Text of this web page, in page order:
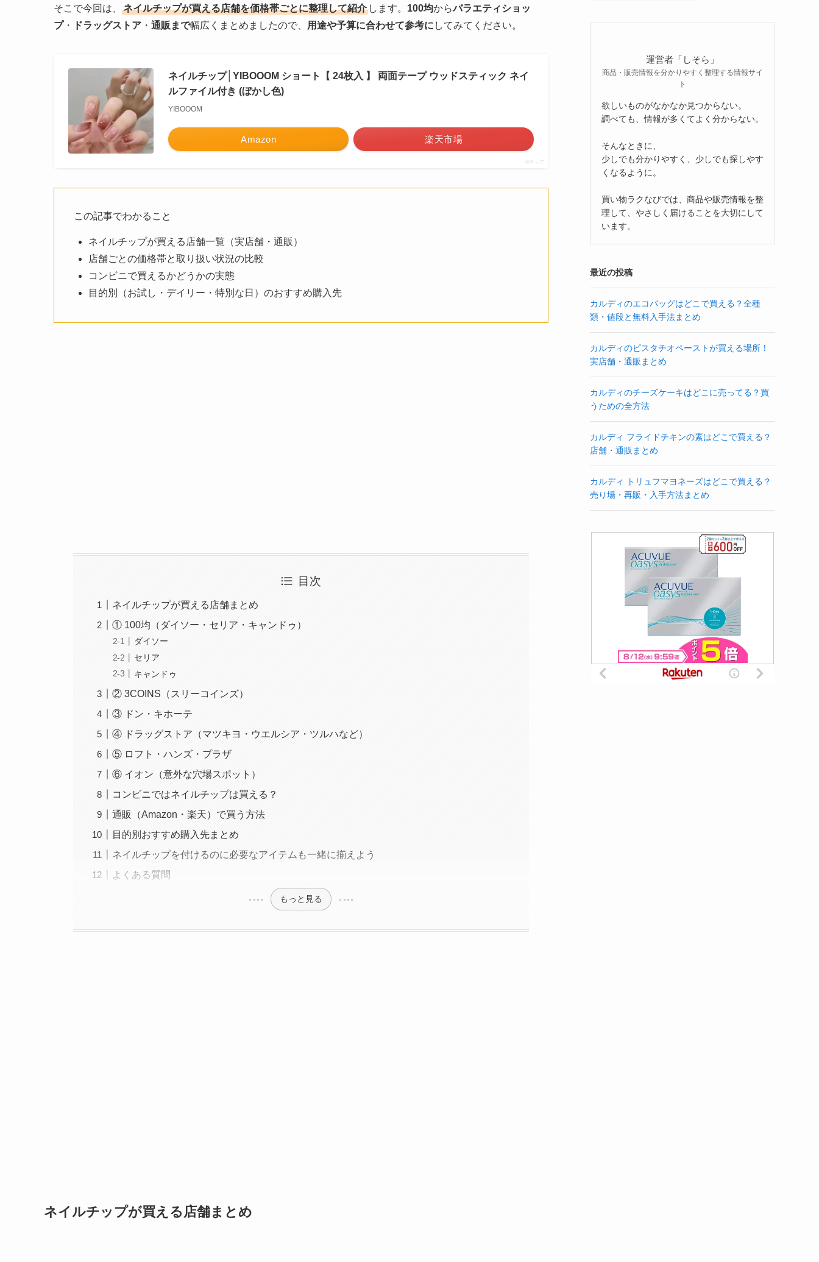
そこで今回は、 ネイルチップが買える店舗を価格帯ごとに整理して紹介 します。 100均からバラエティショッ
プ・ ドラッグストア ・ 通販まで幅広くまとめましたので、 用途や予算に合わせて参考に してみてください。
ネイルチップ│YIBOOOM ショート【 24枚入 】 両面テープ ウッドスティック ネイ
ルファイル付き (ぼかし色)
YIBOOOM
Amazon 楽天市場
ポチップ
この記事でわかること
ネイルチップが買える店舗一覧（実店舗・通販）
店舗ごとの価格帯と取り扱い状況の比較
コンビニで買えるかどうかの実態
目的別（お試し・デイリー・特別な日）のおすすめ購入先
目次
ネイルチップが買える店舗まとめ
① 100均（ダイソー・セリア・キャンドゥ）
ダイソー
セリア
キャンドゥ
② 3COINS（スリーコインズ）
③ ドン・キホーテ
④ ドラッグストア（マツキヨ・ウエルシア・ツルハなど）
⑤ ロフト・ハンズ・プラザ
⑥ イオン（意外な穴場スポット）
コンビニではネイルチップは買える？
通販（Amazon・楽天）で買う方法
目的別おすすめ購入先まとめ
ネイルチップを付けるのに必要なアイテムも一緒に揃えよう
よくある質問
もっと見る
ネイルチップが買える店舗まとめ
運営者「しそら」
商品・販売情報を分かりやすく整理する情報サイ
ト
欲しいものがなかなか見つからない。
調べても、情報が多くてよく分からない。
そんなときに、
少しでも分かりやすく、少しでも探しやす
くなるように。
買い物ラクなびでは、商品や販売情報を整
理して、やさしく届けることを大切にして
います。
最近の投稿
カルディのエコバッグはどこで買える？全種
類・値段と無料入手法まとめ
カルディのピスタチオペーストが買える場所！
実店舗・通販まとめ
カルディのチーズケーキはどこに売ってる？買
うための全方法
カルディ フライドチキンの素はどこで買える？
店舗・通販まとめ
カルディ トリュフマヨネーズはどこで買える？
売り場・再販・入手方法まとめ